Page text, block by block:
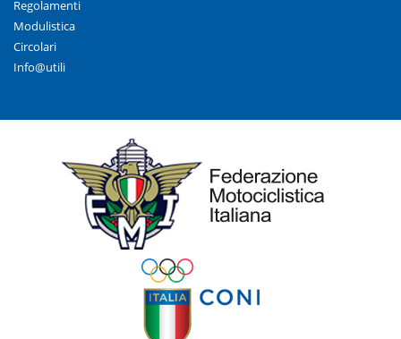
Regolamenti
Modulistica
Circolari
Info@utili